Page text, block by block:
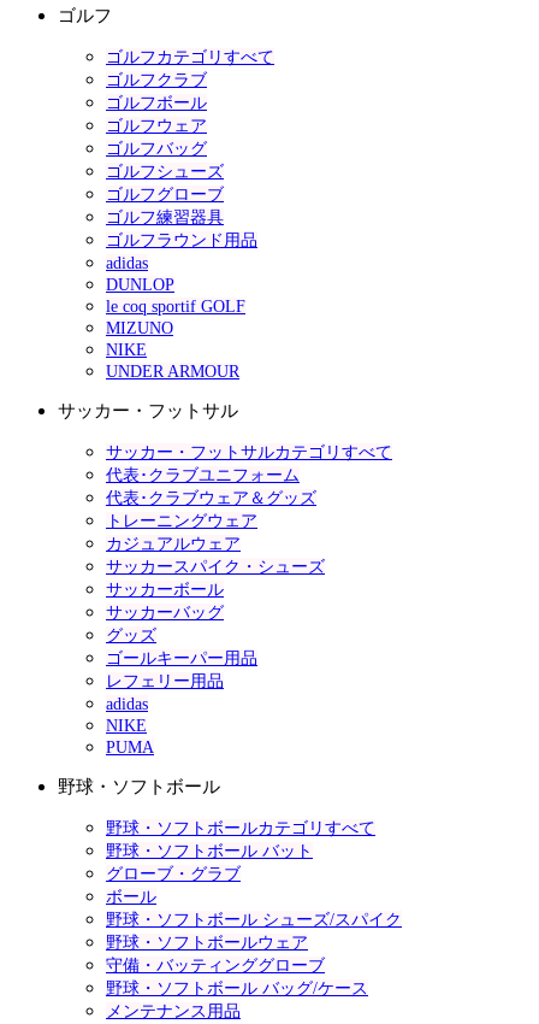
ゴルフ
ゴルフカテゴリすべて
ゴルフクラブ
ゴルフボール
ゴルフウェア
ゴルフバッグ
ゴルフシューズ
ゴルフグローブ
ゴルフ練習器具
ゴルフラウンド用品
adidas
DUNLOP
le coq sportif GOLF
MIZUNO
NIKE
UNDER ARMOUR
サッカー・フットサル
サッカー・フットサルカテゴリすべて
代表･クラブユニフォーム
代表･クラブウェア＆グッズ
トレーニングウェア
カジュアルウェア
サッカースパイク・シューズ
サッカーボール
サッカーバッグ
グッズ
ゴールキーパー用品
レフェリー用品
adidas
NIKE
PUMA
野球・ソフトボール
野球・ソフトボールカテゴリすべて
野球・ソフトボール バット
グローブ・グラブ
ボール
野球・ソフトボール シューズ/スパイク
野球・ソフトボールウェア
守備・バッティンググローブ
野球・ソフトボール バッグ/ケース
メンテナンス用品